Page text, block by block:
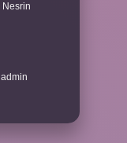
Nesrin
admin